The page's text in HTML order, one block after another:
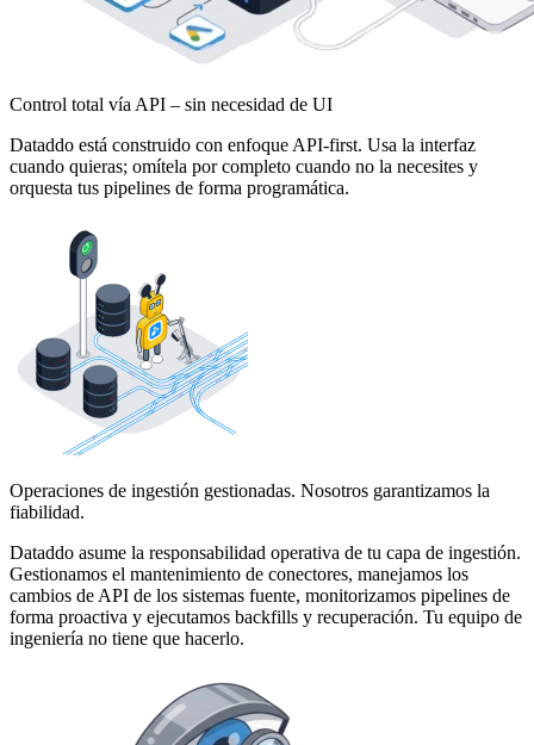
Control total vía API – sin necesidad de UI
Dataddo está construido con enfoque API-first. Usa la interfaz
cuando quieras; omítela por completo cuando no la necesites y
orquesta tus pipelines de forma programática.
Operaciones de ingestión gestionadas. Nosotros garantizamos la
fiabilidad.
Dataddo asume la responsabilidad operativa de tu capa de ingestión.
Gestionamos el mantenimiento de conectores, manejamos los
cambios de API de los sistemas fuente, monitorizamos pipelines de
forma proactiva y ejecutamos backfills y recuperación. Tu equipo de
ingeniería no tiene que hacerlo.